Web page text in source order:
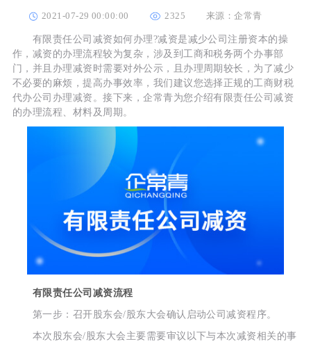
2021-07-29 00:00:00 2325 来源：企常青
有限责任公司减资如何办理?减资是减少公司注册资本的操
作，减资的办理流程较为复杂，涉及到工商和税务两个办事部
门，并且办理减资时需要对外公示，且办理周期较长，为了减少
不必要的麻烦，提高办事效率，我们建议您选择正规的工商财税
代办公司办理减资。接下来，企常青为您介绍有限责任公司减资
的办理流程、材料及周期。
有限责任公司减资流程
第一步：召开股东会/股东大会确认启动公司减资程序。
本次股东会/股东大会主要需要审议以下与本次减资相关的事